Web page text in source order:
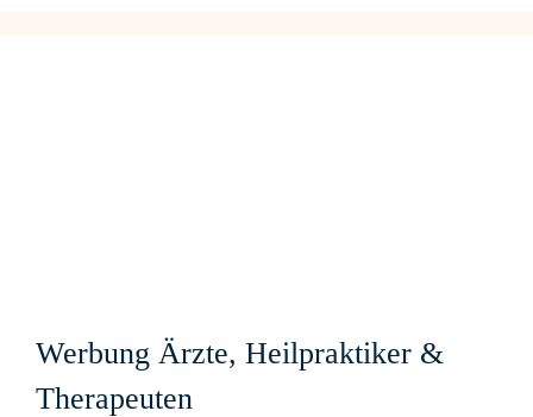
Werbung Ärzte, Heilpraktiker &
Therapeuten